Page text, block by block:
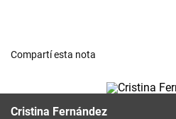
Compartí esta nota
Cristina Fernández